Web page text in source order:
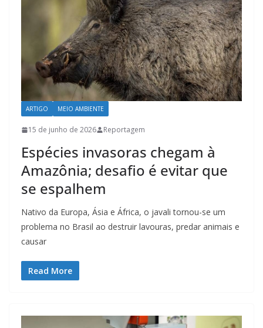
ARTIGO MEIO AMBIENTE
15 de junho de 2026 Reportagem
Espécies invasoras chegam à
Amazônia; desafio é evitar que
se espalhem
Nativo da Europa, Ásia e África, o javali tornou-se um
problema no Brasil ao destruir lavouras, predar animais e
causar
Read More